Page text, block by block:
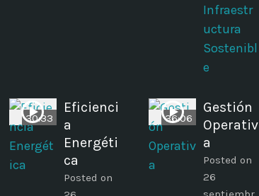
Infraestr
uctura
Sostenibl
e
30:33
Eficienci
a
Energéti
ca
Posted on
36:06
Gestión
Operativ
a
Posted on
26